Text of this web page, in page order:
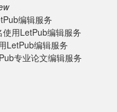
编辑服务
用LetPub编辑服务
LetPub编辑服务
专业论文编辑服务